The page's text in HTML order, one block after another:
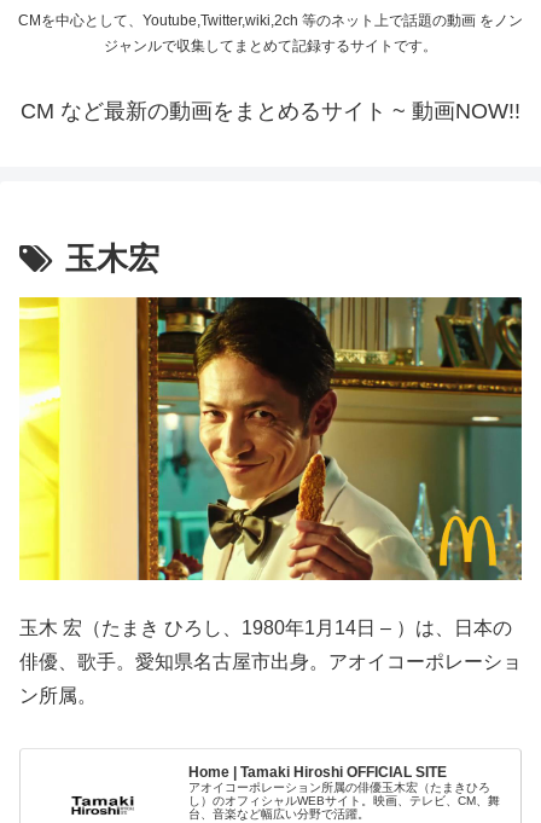
CMを中心として、Youtube,Twitter,wiki,2ch 等のネット上で話題の動画 をノン
ジャンルで収集してまとめて記録するサイトです。
CM など最新の動画をまとめるサイト ~ 動画NOW!!
玉木宏
玉木 宏（たまき ひろし、1980年1月14日 – ）は、日本の
俳優、歌手。愛知県名古屋市出身。アオイコーポレーショ
ン所属。
Home | Tamaki Hiroshi OFFICIAL SITE
アオイコーポレーション所属の俳優玉木宏（たまきひろ
し）のオフィシャルWEBサイト。映画、テレビ、CM、舞
台、音楽など幅広い分野で活躍。